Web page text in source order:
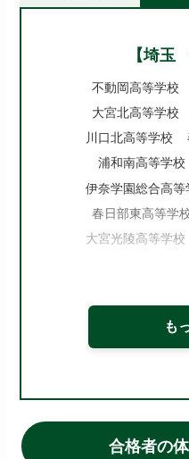
【埼玉
不動岡高等学校
大宮北高等学校
川口北高等学校
浦和南高等学校
伊奈学園総合高等
春日部東高等学
大宮光陵高等学校
立教新座高等学
春日部共栄高等学
武南高
叡明高等学校
浦和学
筑波大学附属
浦和実業学園高等学
も
合格者の